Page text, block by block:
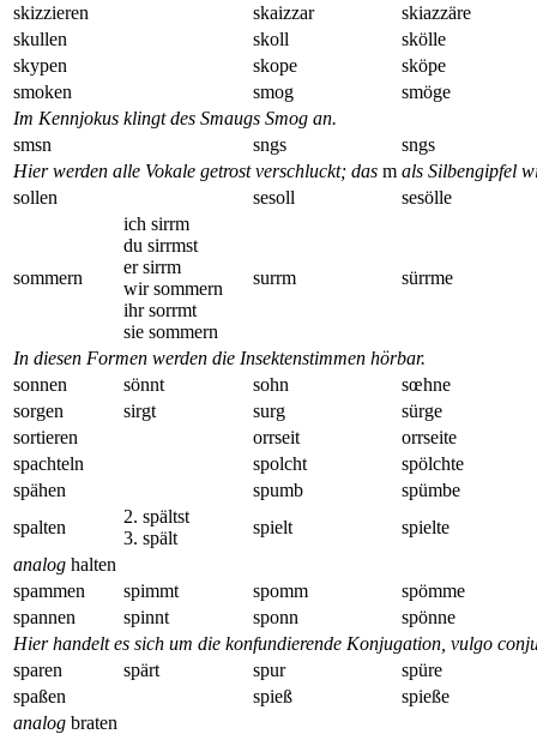
skizzieren skaizzar
skiazzäre
skullen
skoll
skölle
skypen
skope
sköpe
smoken
smog
smöge
Im Kennjokus klingt des Smaugs Smog an.
smsn
sngs
sngs
Hier werden alle Vokale getrost verschluckt; das m als Silbengipfel
sollen
sesoll sesölle
sommern
ich sirrm
du sirrmst
er sirrm
wir sommern
ihr sorrmt
sie sommern
surrm sürrme
In diesen Formen werden die Insektenstimmen hörbar.
sonnen
sönnt sohn
sœhne
sorgen
sirgt surg
sürge
sortieren
orrseit
orrseite
spachteln
spolcht
spölchte
spähen
spumb
spümbe
spalten
2. spältst
3. spält
spielt
spielte
analog halten
spammen
spimmt spomm
spömme
spannen
spinnt sponn
spönne
Hier handelt es sich um die konfundierende Konjugation, vulgo
sparen
spärt spur
spüre
spaßen
spieß
spieße
analog braten